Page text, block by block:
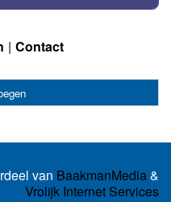
Contact
van BaakmanMedia&
Vrolijk Internet Services